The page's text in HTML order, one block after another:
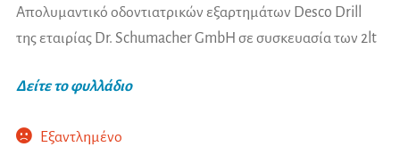
Απολυμαντικό οδοντιατρικών εξαρτημάτων Desco Drill
της εταιρίας Dr. Schumacher GmbH σε συσκευασία των 2lt
Δείτε το φυλλάδιο
Εξαντλημένο